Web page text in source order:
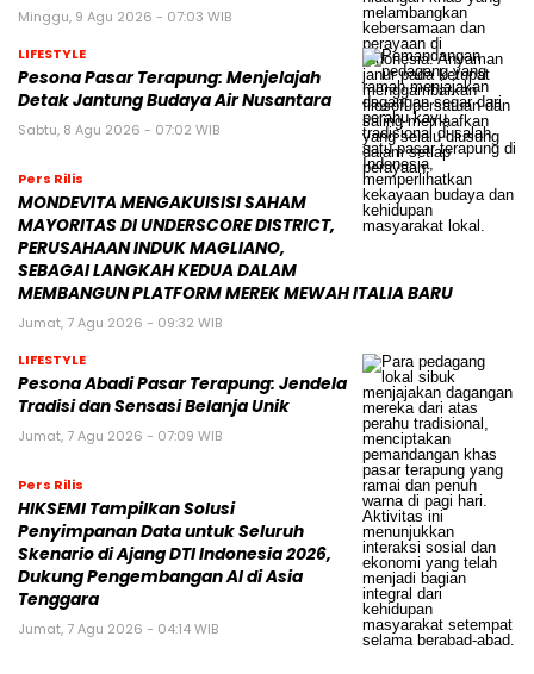
Minggu, 9 Agu 2026 - 07:03 WIB
LIFESTYLE
Pesona Pasar Terapung: Menjelajah
Detak Jantung Budaya Air Nusantara
Sabtu, 8 Agu 2026 - 07:02 WIB
Pers Rilis
MONDEVITA MENGAKUISISI SAHAM
MAYORITAS DI UNDERSCORE DISTRICT,
PERUSAHAAN INDUK MAGLIANO,
SEBAGAI LANGKAH KEDUA DALAM
MEMBANGUN PLATFORM MEREK MEWAH ITALIA BARU
Jumat, 7 Agu 2026 - 09:32 WIB
LIFESTYLE
Pesona Abadi Pasar Terapung: Jendela
Tradisi dan Sensasi Belanja Unik
Jumat, 7 Agu 2026 - 07:09 WIB
Pers Rilis
HIKSEMI Tampilkan Solusi
Penyimpanan Data untuk Seluruh
Skenario di Ajang DTI Indonesia 2026,
Dukung Pengembangan AI di Asia
Tenggara
Jumat, 7 Agu 2026 - 04:14 WIB